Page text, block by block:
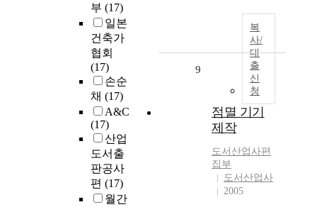
부 (17)
일본
건축가
협회
(17)
손순
채 (17)
A&C
(17)
산업
도서출
판공사
편 (17)
월간
복
사/
대
출
신
청
9
점멸 기기
제작
도서산업사편
집부
도서산업사
2005